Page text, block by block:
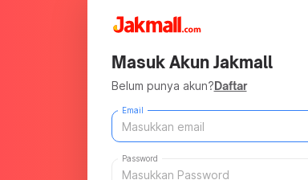
Masuk Akun Jakmall
Belum punya akun?Daftar
Email
Password